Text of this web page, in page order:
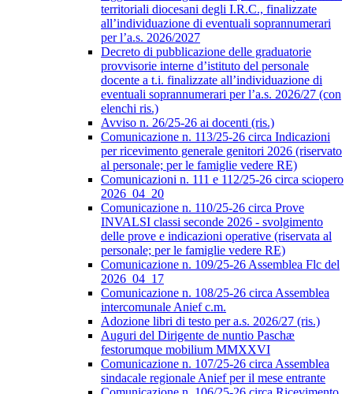
territoriali diocesani degli I.R.C., finalizzate
all’individuazione di eventuali soprannumerari
per l’a.s. 2026/2027
Decreto di pubblicazione delle graduatorie
provvisorie interne d’istituto del personale
docente a t.i. finalizzate all’individuazione di
eventuali soprannumerari per l’a.s. 2026/27 (con
elenchi ris.)
Avviso n. 26/25-26 ai docenti (ris.)
Comunicazione n. 113/25-26 circa Indicazioni
per ricevimento generale genitori 2026 (riservato
al personale; per le famiglie vedere RE)
Comunicazioni n. 111 e 112/25-26 circa sciopero
2026_04_20
Comunicazione n. 110/25-26 circa Prove
INVALSI classi seconde 2026 - svolgimento
delle prove e indicazioni operative (riservata al
personale; per le famiglie vedere RE)
Comunicazione n. 109/25-26 Assemblea Flc del
2026_04_17
Comunicazione n. 108/25-26 circa Assemblea
intercomunale Anief c.m.
Adozione libri di testo per a.s. 2026/27 (ris.)
Auguri del Dirigente de nuntio Paschæ
festorumque mobilium MMXXVI
Comunicazione n. 107/25-26 circa Assemblea
sindacale regionale Anief per il mese entrante